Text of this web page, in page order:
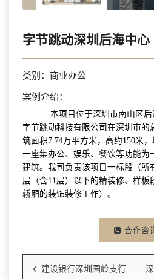
字节跳动深圳后海中心
类别：商业办公
案例介绍：
本项目位于深圳市南山区后
字节跳动科技有限公司在深圳市的
筑面积7.74万平方米，高约150米
一座集办公、娱乐、餐饮等功能为
建筑。我司负责该项目一标段（所
层（含11层）以下的精装修、样板
轿厢的装饰装修工作）。
合作咨
建设银行深圳园岭支行